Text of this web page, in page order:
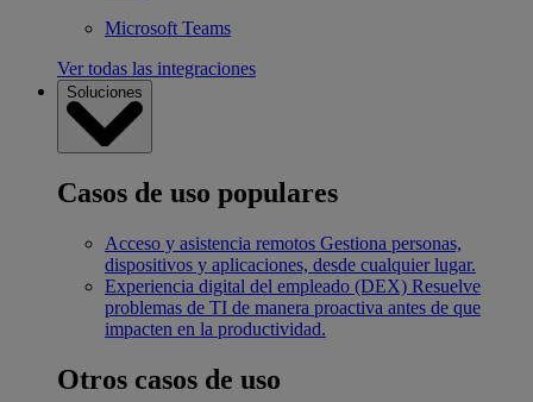
Microsoft Teams
Ver todas las integraciones
Soluciones
Casos de uso populares
Acceso y asistencia remotos Gestiona personas,
dispositivos y aplicaciones, desde cualquier lugar.
Experiencia digital del empleado (DEX) Resuelve
problemas de TI de manera proactiva antes de que
impacten en la productividad.
Otros casos de uso